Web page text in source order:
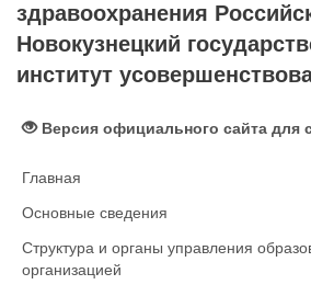
здравоохранения
Новокузнецкий
институт
Версия официального сайта для
Главная
Основные сведения
Структура и органы управления
организацией